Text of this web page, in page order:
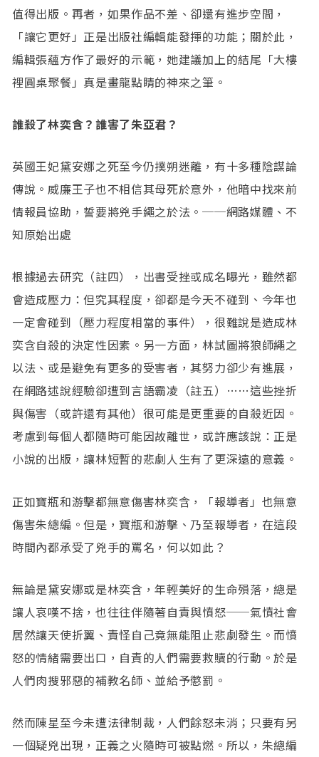
值得出版。再者，如果作品不差、卻還有進步空間，
「讓它更好」正是出版社編輯能發揮的功能；關於此，
編輯張蘊方作了最好的示範，她建議加上的結尾「大樓
裡圓桌聚餐」真是畫龍點睛的神來之筆。
誰殺了林奕含？誰害了朱亞君？
英國王妃黛安娜之死至今仍撲朔迷離，有十多種陰謀論
傳說。威廉王子也不相信其母死於意外，他暗中找來前
情報員協助，誓要將兇手繩之於法。──網路媒體、不
知原始出處
根據過去研究（註四），出書受挫或成名曝光，雖然都
會造成壓力：但究其程度，卻都是今天不碰到、今年也
一定會碰到（壓力程度相當的事件），很難說是造成林
奕含自殺的決定性因素。另一方面，林試圖將狼師繩之
以法、或是避免有更多的受害者，其努力卻少有進展，
在網路述說經驗卻遭到言語霸凌（註五）……這些挫折
與傷害（或許還有其他）很可能是更重要的自殺近因。
考慮到每個人都隨時可能因故離世，或許應該說：正是
小說的出版，讓林短暫的悲劇人生有了更深遠的意義。
正如寶瓶和游擊都無意傷害林奕含，「報導者」也無意
傷害朱總編。但是，寶瓶和游擊、乃至報導者，在這段
時間內都承受了兇手的罵名，何以如此？
無論是黛安娜或是林奕含，年輕美好的生命殞落，總是
讓人哀嘆不捨，也往往伴隨著自責與憤怒──氣憤社會
居然讓天使折翼、責怪自己竟無能阻止悲劇發生。而憤
怒的情緒需要出口，自責的人們需要救贖的行動。於是
人們肉搜邪惡的補教名師、並給予懲罰。
然而陳星至今未遭法律制裁，人們餘怒未消；只要有另
一個疑兇出現，正義之火隨時可被點燃。所以，朱總編